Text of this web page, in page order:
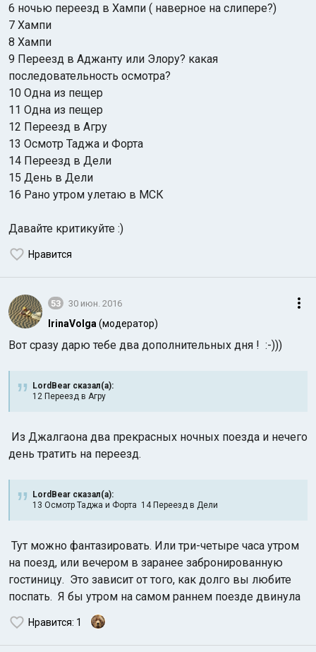
6 ночью переезд в Хампи ( наверное на слипере?)
7 Хампи
8 Хампи
9 Переезд в Аджанту или Элору? какая
последовательность осмотра?
10 Одна из пещер
11 Одна из пещер
12 Переезд в Агру
13 Осмотр Таджа и Форта
14 Переезд в Дели
15 День в Дели
16 Рано утром улетаю в МСК
Давайте критикуйте :)
Нравится
53 30 июн. 2016
IrinaVolga (модератор)
Вот сразу дарю тебе два дополнительных дня ! :-)))
LordBear сказал(а):
12 Переезд в Агру
Из Джалгаона два прекрасных ночных поезда и нечего
день тратить на переезд.
LordBear сказал(а):
13 Осмотр Таджа и Форта 14 Переезд в Дели
Тут можно фантазировать. Или три-четыре часа утром
на поезд, или вечером в заранее забронированную
гостиницу. Это зависит от того, как долго вы любите
поспать. Я бы утром на самом раннем поезде двинула
Нравится: 1